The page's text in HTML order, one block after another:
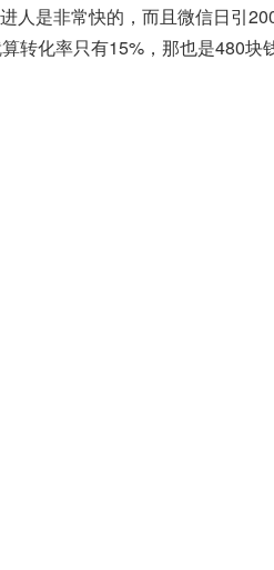
人是非常快的，而且微信日引
转化率只有15%，那也是480块